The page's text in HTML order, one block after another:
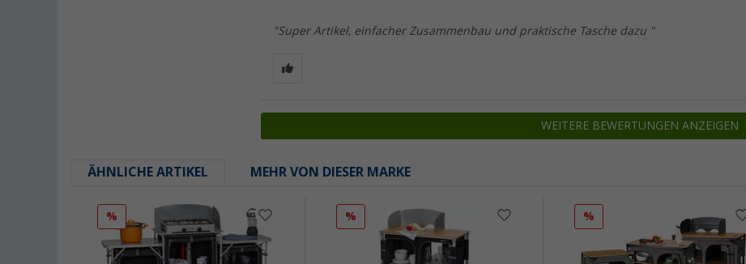
"Super Artikel, einfacher Zusammenbau und praktische Tasche dazu "
WEITERE BEWERTUNGEN ANZEIGEN
ÄHNLICHE ARTIKEL MEHR VON DIESER MARKE
% % %